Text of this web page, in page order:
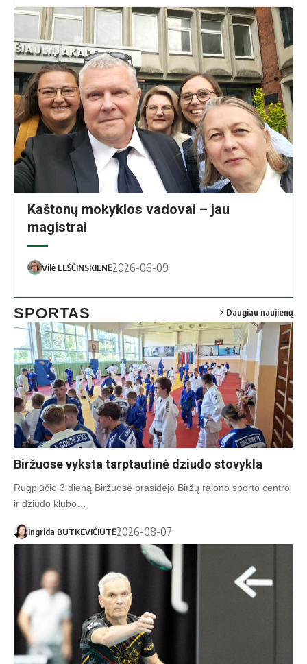
Asmeninio albumo nuotr.
Kaštonų mokyklos vadovai – jau
magistrai
Vilė LEŠČINSKIENĖ2026-06-09
SPORTAS Daugiau naujienų
Biržuose vyksta tarptautinė dziudo stovykla
Rugpjūčio 3 dieną Biržuose prasidėjo Biržų rajono sporto centro
ir dziudo klubo…
Ingrida BUTKEVIČIŪTĖ2026-08-07